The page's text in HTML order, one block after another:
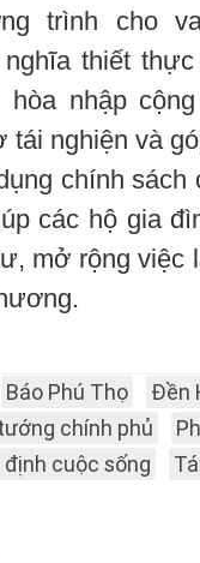
trình cho
thiết
nhập
nghiện và
chính sách
các hộ gia
mở rộng việc
Báo Phú Thọ Đền
chính phủ
định cuộc sống